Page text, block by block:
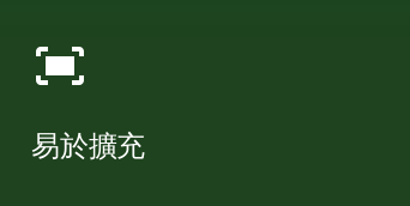
fit_screen
易於擴充